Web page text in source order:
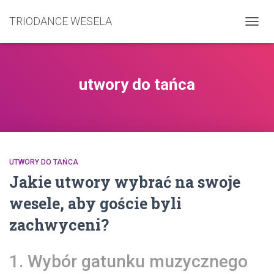
TRIODANCE WESELA
utwory do tańca
UTWORY DO TAŃCA
Jakie utwory wybrać na swoje
wesele, aby goście byli
zachwyceni?
1. Wybór gatunku muzycznego